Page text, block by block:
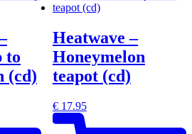
to
(cd)
Heatwave –
Honeymelon
teapot (cd)
€17.95